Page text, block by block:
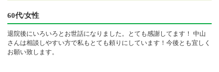
60代/女性
退院後にいろいろとお世話になりました。とても感謝してます！ 中山
さんは相談しやすい方で私もとても頼りにしています！今後とも宜しく
お願い致します。